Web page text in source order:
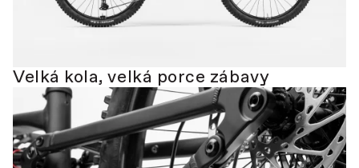
Velká kola, velká porce zábavy